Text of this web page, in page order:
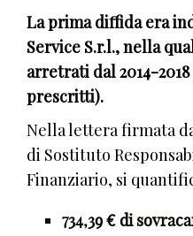
La prima diffida era
Service S.r.l., nella
arretrati dal 2014-
prescritti).
Nella lettera firmata
di Sostituto
Finanziario, si
734,39 € di